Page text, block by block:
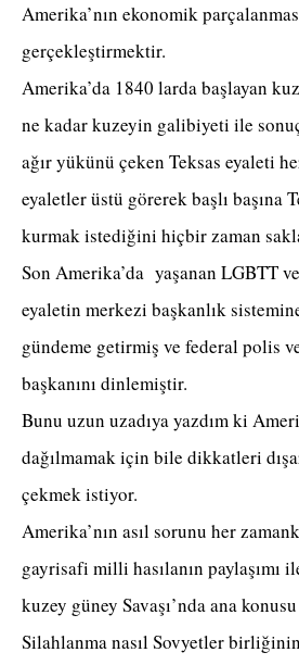
Amerika’nın ekonomik
gerçekleştirmektir.
Amerika’da 1840 larda başlayan
ne kadar kuzeyin galibiyeti ile
ağır yükünü çeken Teksas eyaleti
eyaletler üstü görerek başlı başına
kurmak istediğini hiçbir zaman
Son Amerika’da yaşanan LGBTT
eyaletin merkezi başkanlık
gündeme getirmiş ve federal polis
başkanını dinlemiştir.
Bunu uzun uzadıya yazdım ki
dağılmamak için bile dikkatleri
çekmek istiyor.
Amerika’nın asıl sorunu her
gayrisafi milli hasılanın paylaşımı
kuzey güney Savaşı’nda ana
Silahlanma nasıl Sovyetler birliğinin